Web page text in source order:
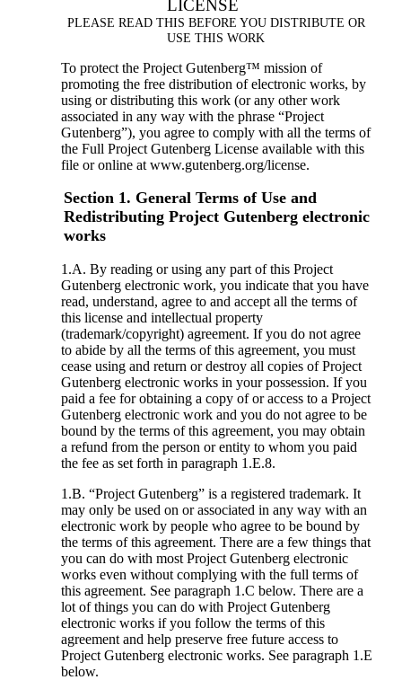
LICENSE
PLEASE READ THIS BEFORE YOU DISTRIBUTE OR
USE THIS WORK
To protect the Project Gutenberg™ mission of
promoting the free distribution of electronic works, by
using or distributing this work (or any other work
associated in any way with the phrase “Project
Gutenberg”), you agree to comply with all the terms of
the Full Project Gutenberg License available with this
file or online at www.gutenberg.org/license.
Section 1. General Terms of Use and
Redistributing Project Gutenberg electronic
works
1.A. By reading or using any part of this Project
Gutenberg electronic work, you indicate that you have
read, understand, agree to and accept all the terms of
this license and intellectual property
(trademark/copyright) agreement. If you do not agree
to abide by all the terms of this agreement, you must
cease using and return or destroy all copies of Project
Gutenberg electronic works in your possession. If you
paid a fee for obtaining a copy of or access to a Project
Gutenberg electronic work and you do not agree to be
bound by the terms of this agreement, you may obtain
a refund from the person or entity to whom you paid
the fee as set forth in paragraph 1.E.8.
1.B. “Project Gutenberg” is a registered trademark. It
may only be used on or associated in any way with an
electronic work by people who agree to be bound by
the terms of this agreement. There are a few things that
you can do with most Project Gutenberg electronic
works even without complying with the full terms of
this agreement. See paragraph 1.C below. There are a
lot of things you can do with Project Gutenberg
electronic works if you follow the terms of this
agreement and help preserve free future access to
Project Gutenberg electronic works. See paragraph 1.E
below.